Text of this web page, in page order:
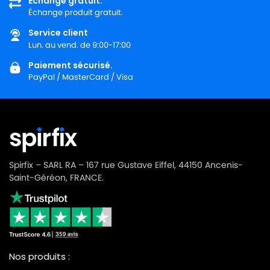
Échange produit gratuit.
Service client
Lun. au vend. de 9:00-17:00
Paiement sécurisé.
PayPal / MasterCard / Visa
Spirfix – SARL RA – 167 rue Gustave Eiffel, 44150 Ancenis-
Saint-Géréon, FRANCE.
Nos produits :